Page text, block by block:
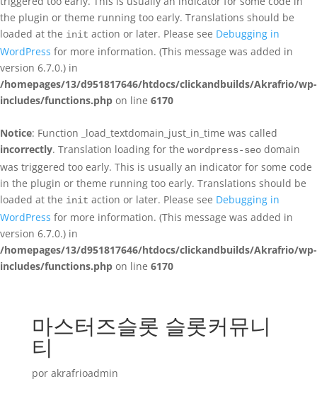
the plugin or theme running too early. Translations should be
loaded at the init action or later. Please see Debugging in
WordPress for more information. (This message was added in
version 6.7.0.) in
/homepages/13/d951817646/htdocs/clickandbuilds/Akrafrio/wp-
includes/functions.php on line 6170
Notice: Function _load_textdomain_just_in_time was called
incorrectly. Translation loading for the wordpress-seo domain
was triggered too early. This is usually an indicator for some code
in the plugin or theme running too early. Translations should be
loaded at the init action or later. Please see Debugging in
WordPress for more information. (This message was added in
version 6.7.0.) in
/homepages/13/d951817646/htdocs/clickandbuilds/Akrafrio/wp-
includes/functions.php on line 6170
마스터즈슬롯 슬롯커뮤니
티
por akrafrioadmin